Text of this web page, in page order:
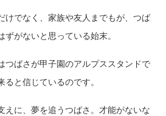
けでなく、家族や友人までもが、つば
がないと思っている始末。
つばさが甲子園のアルプススタンドで
ると信じているのです。
えに、夢を追うつばさ。才能がないな